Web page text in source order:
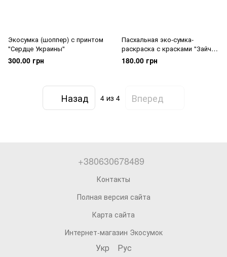
Экосумка (шоппер) с принтом
"Сердце Украины"
300.00 грн
Пасхальная эко-сумка-
раскраска с красками "Зайчик
на пасхальном яйце"
180.00 грн
Назад 4 из 4 Вперед
+380630678489
Контакты
Полная версия сайта
Карта сайта
Интернет-магазин Экосумок
Укр Рус